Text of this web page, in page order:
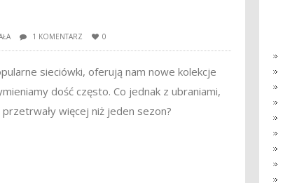
1 KOMENTARZ 0
sieciówki, oferują nam nowe kolekcje
dość często. Co jednak z ubraniami,
więcej niż jeden sezon?